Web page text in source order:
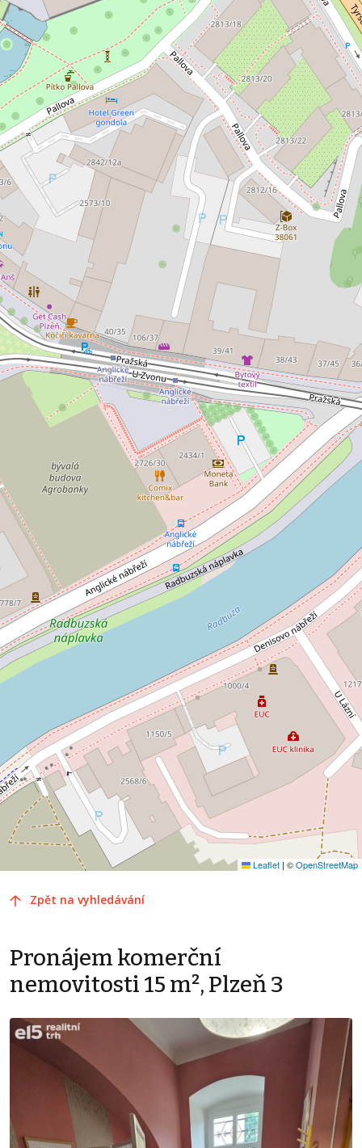
Leaflet | ©OpenStreetMap
Zpět na vyhledávání
Pronájem komerční
nemovitosti 15 m², Plzeň 3